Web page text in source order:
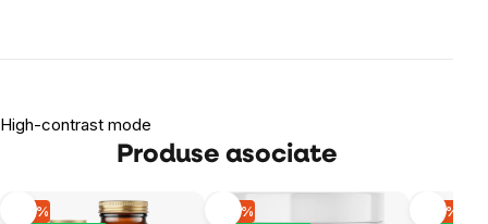
High-contrast mode
Produse asociate
-10 % -10 % -10 %